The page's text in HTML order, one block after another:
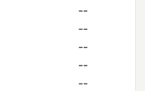
--
--
--
--
--